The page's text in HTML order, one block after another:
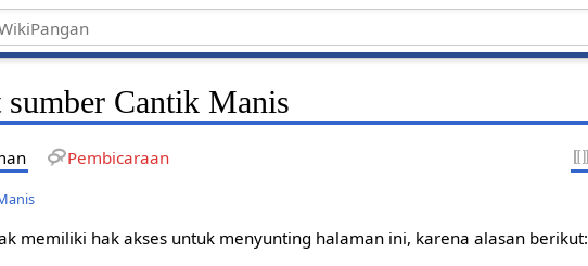
Cantik Manis
Pembicaraan
memiliki hak akses untuk menyunting halaman ini, karena alasan berikut: